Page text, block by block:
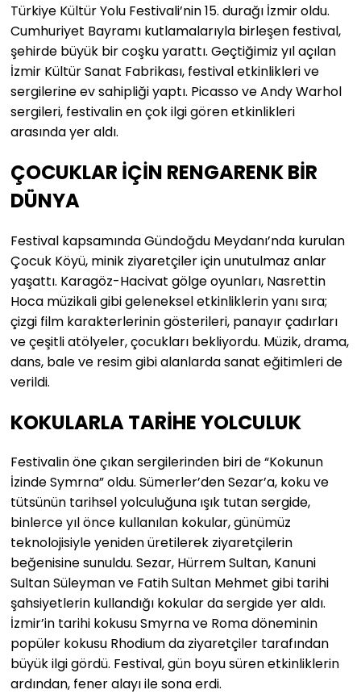
Türkiye Kültür Yolu Festivali’nin 15. durağı İzmir oldu.
Cumhuriyet Bayramı kutlamalarıyla birleşen festival,
şehirde büyük bir coşku yarattı. Geçtiğimiz yıl açılan
İzmir Kültür Sanat Fabrikası, festival etkinlikleri ve
sergilerine ev sahipliği yaptı. Picasso ve Andy Warhol
sergileri, festivalin en çok ilgi gören etkinlikleri
arasında yer aldı.
ÇOCUKLAR İÇİN RENGARENK BİR
DÜNYA
Festival kapsamında Gündoğdu Meydanı’nda kurulan
Çocuk Köyü, minik ziyaretçiler için unutulmaz anlar
yaşattı. Karagöz-Hacivat gölge oyunları, Nasrettin
Hoca müzikali gibi geleneksel etkinliklerin yanı sıra;
çizgi film karakterlerinin gösterileri, panayır çadırları
ve çeşitli atölyeler, çocukları bekliyordu. Müzik, drama,
dans, bale ve resim gibi alanlarda sanat eğitimleri de
verildi.
KOKULARLA TARİHE YOLCULUK
Festivalin öne çıkan sergilerinden biri de “Kokunun
İzinde Symrna” oldu. Sümerler’den Sezar’a, koku ve
tütsünün tarihsel yolculuğuna ışık tutan sergide,
binlerce yıl önce kullanılan kokular, günümüz
teknolojisiyle yeniden üretilerek ziyaretçilerin
beğenisine sunuldu. Sezar, Hürrem Sultan, Kanuni
Sultan Süleyman ve Fatih Sultan Mehmet gibi tarihi
şahsiyetlerin kullandığı kokular da sergide yer aldı.
İzmir’in tarihi kokusu Smyrna ve Roma döneminin
popüler kokusu Rhodium da ziyaretçiler tarafından
büyük ilgi gördü. Festival, gün boyu süren etkinliklerin
ardından, fener alayı ile sona erdi.